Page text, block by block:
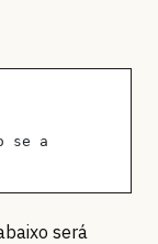
se a
será